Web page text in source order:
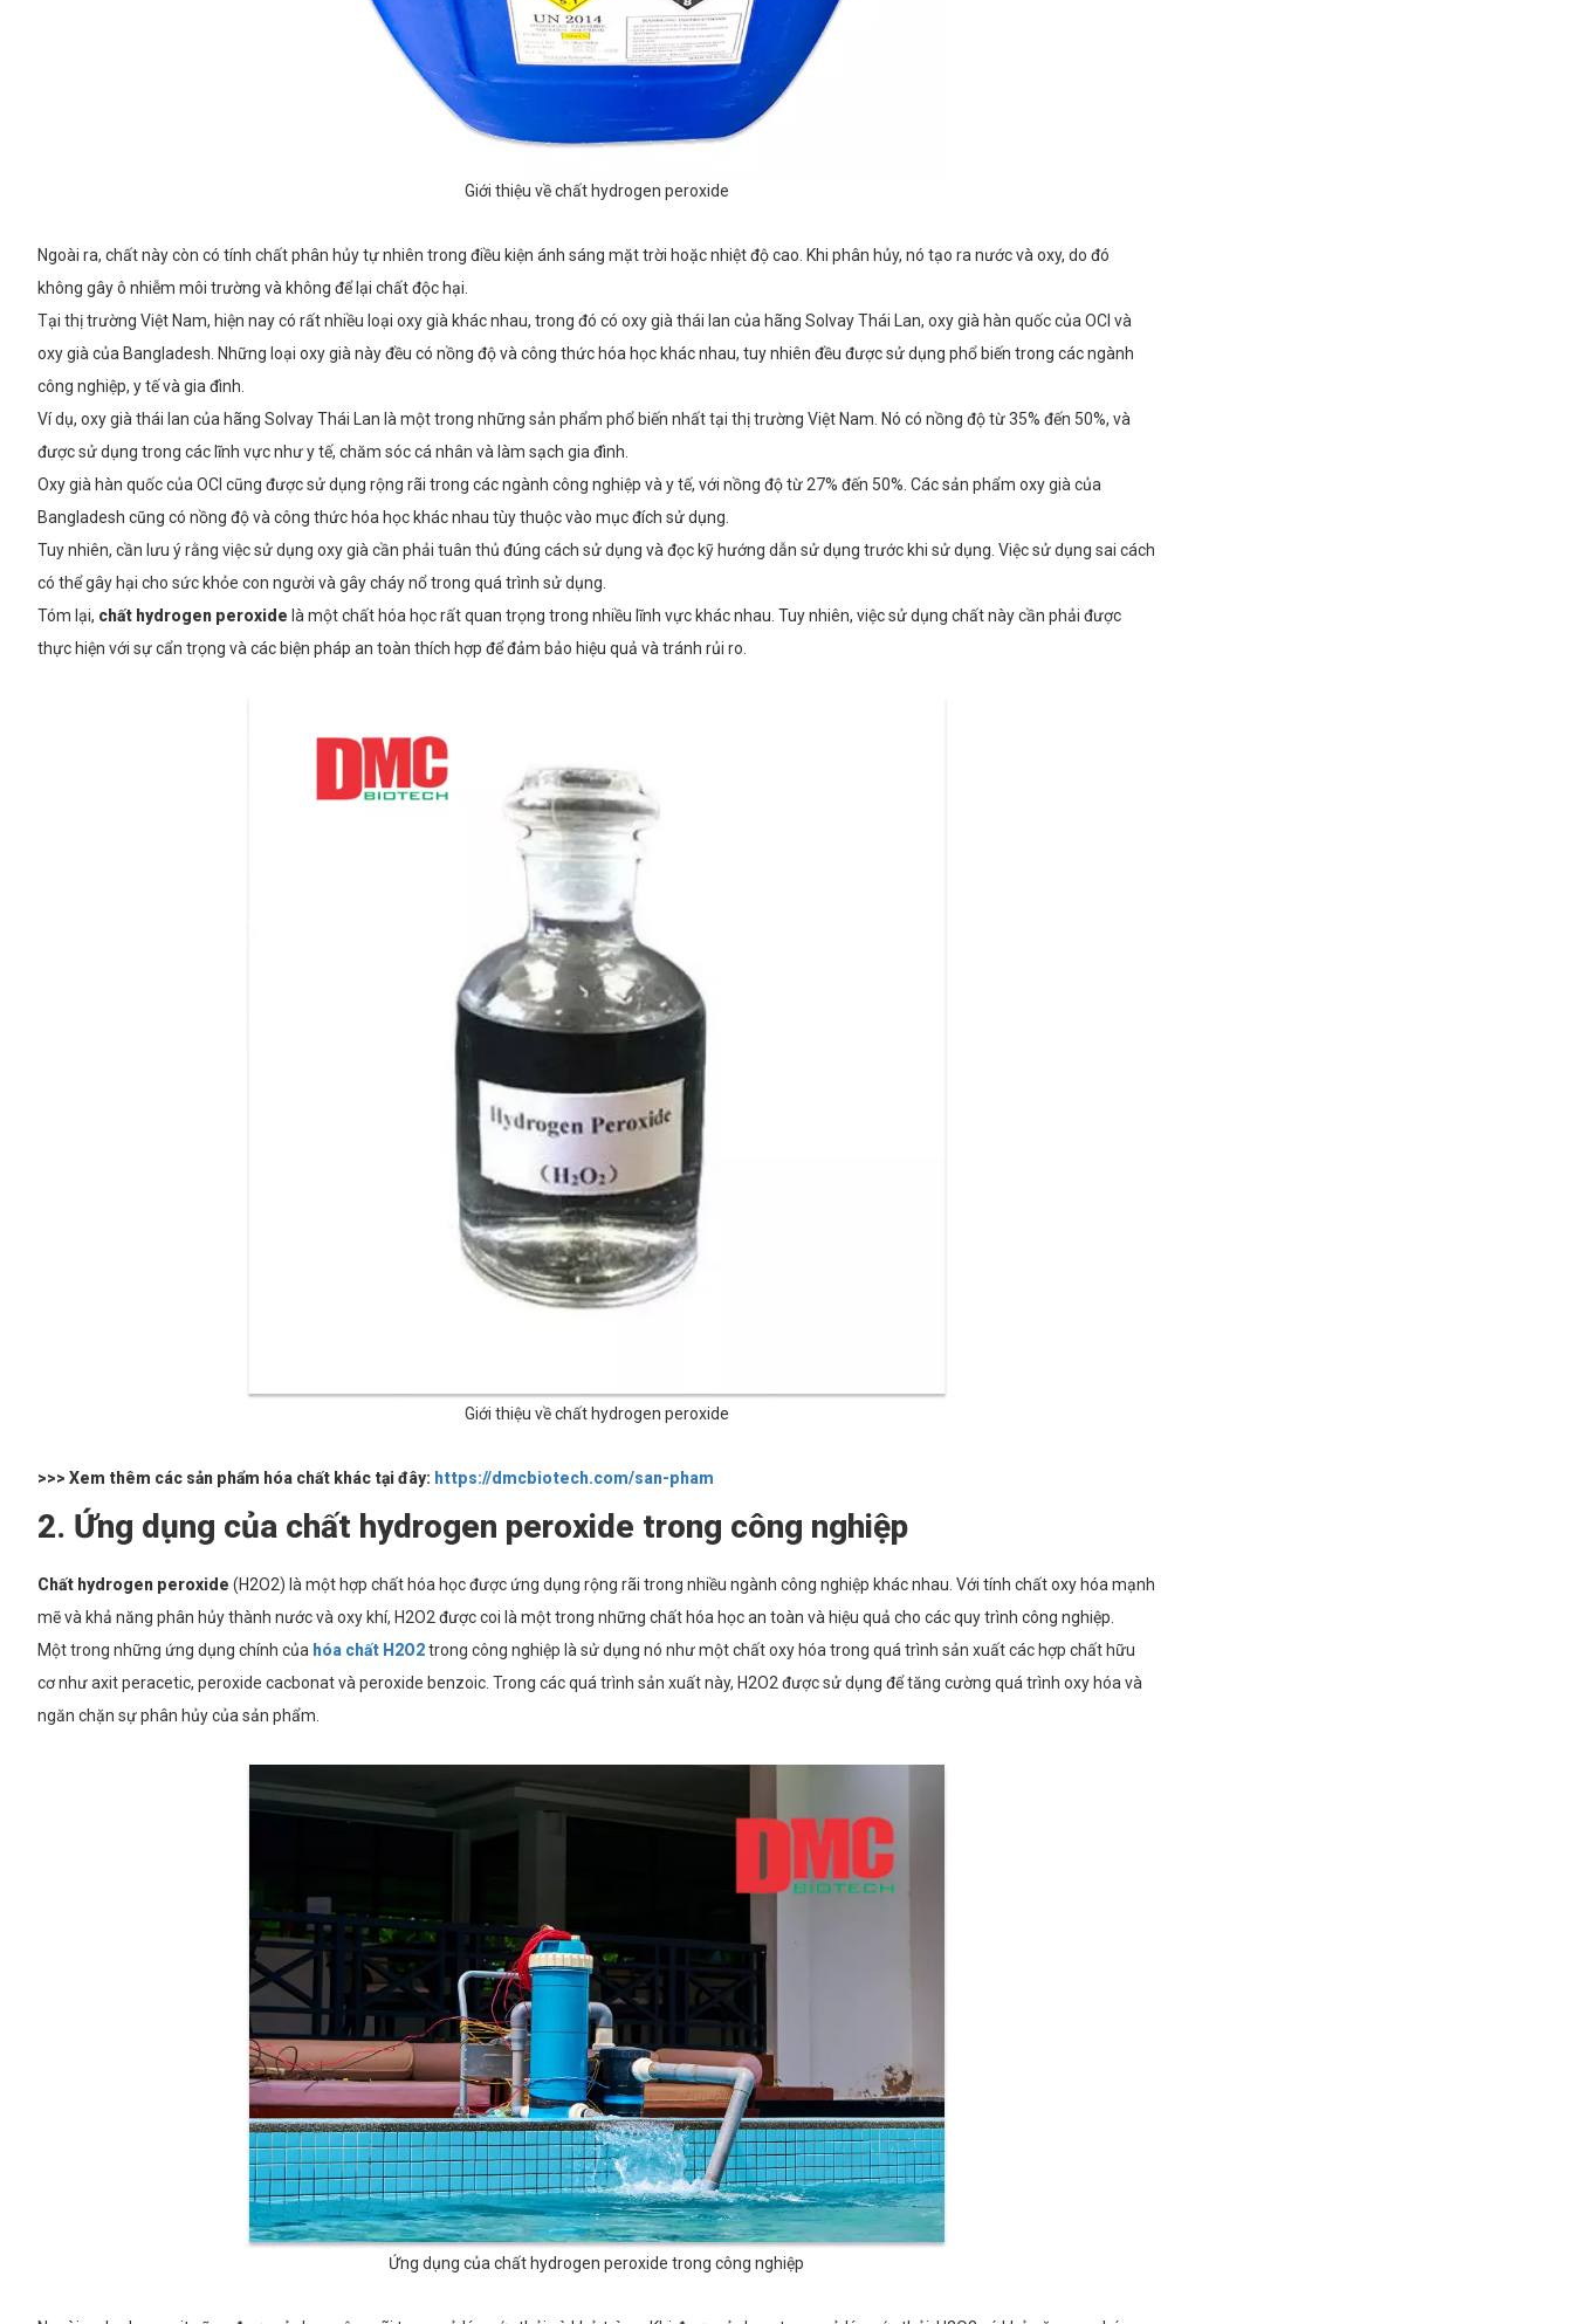
Giới thiệu về chất hydrogen peroxide
Ngoài ra, chất này còn có tính chất phân hủy tự nhiên trong điều kiện ánh sáng mặt trời hoặc nhiệt độ cao. Khi phân hủy, nó tạo ra nước và oxy, do đó
không gây ô nhiễm môi trường và không để lại chất độc hại.
Tại thị trường Việt Nam, hiện nay có rất nhiều loại oxy già khác nhau, trong đó có oxy già thái lan của hãng Solvay Thái Lan, oxy già hàn quốc của OCI và
oxy già của Bangladesh. Những loại oxy già này đều có nồng độ và công thức hóa học khác nhau, tuy nhiên đều được sử dụng phổ biến trong các ngành
công nghiệp, y tế và gia đình.
Ví dụ, oxy già thái lan của hãng Solvay Thái Lan là một trong những sản phẩm phổ biến nhất tại thị trường Việt Nam. Nó có nồng độ từ 35% đến 50%, và
được sử dụng trong các lĩnh vực như y tế, chăm sóc cá nhân và làm sạch gia đình.
Oxy già hàn quốc của OCI cũng được sử dụng rộng rãi trong các ngành công nghiệp và y tế, với nồng độ từ 27% đến 50%. Các sản phẩm oxy già của
Bangladesh cũng có nồng độ và công thức hóa học khác nhau tùy thuộc vào mục đích sử dụng.
Tuy nhiên, cần lưu ý rằng việc sử dụng oxy già cần phải tuân thủ đúng cách sử dụng và đọc kỹ hướng dẫn sử dụng trước khi sử dụng. Việc sử dụng sai cách
có thể gây hại cho sức khỏe con người và gây cháy nổ trong quá trình sử dụng.
Tóm lại, chất hydrogen peroxide là một chất hóa học rất quan trọng trong nhiều lĩnh vực khác nhau. Tuy nhiên, việc sử dụng chất này cần phải được
thực hiện với sự cẩn trọng và các biện pháp an toàn thích hợp để đảm bảo hiệu quả và tránh rủi ro.
Giới thiệu về chất hydrogen peroxide
>>> Xem thêm các sản phẩm hóa chất khác tại đây: https://dmcbiotech.com/san-pham
2. Ứng dụng của chất hydrogen peroxide trong công nghiệp
Chất hydrogen peroxide (H2O2) là một hợp chất hóa học được ứng dụng rộng rãi trong nhiều ngành công nghiệp khác nhau. Với tính chất oxy hóa mạnh
mẽ và khả năng phân hủy thành nước và oxy khí, H2O2 được coi là một trong những chất hóa học an toàn và hiệu quả cho các quy trình công nghiệp.
Một trong những ứng dụng chính của hóa chất H2O2trong công nghiệp là sử dụng nó như một chất oxy hóa trong quá trình sản xuất các hợp chất hữu
cơ như axit peracetic, peroxide cacbonat và peroxide benzoic. Trong các quá trình sản xuất này, H2O2 được sử dụng để tăng cường quá trình oxy hóa và
ngăn chặn sự phân hủy của sản phẩm.
Ứng dụng của chất hydrogen peroxide trong công nghiệp